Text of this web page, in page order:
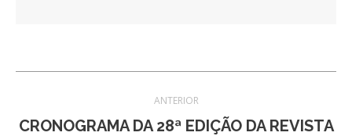
de
ANTERIOR
CRONOGRAMA DA 28ª EDIÇÃO DA REVISTA